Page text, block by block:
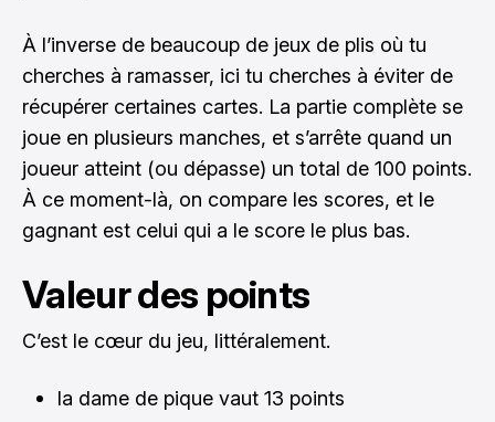
À l’inverse de beaucoup de jeux de plis où tu
cherches à ramasser, ici tu cherches à éviter de
récupérer certaines cartes. La partie complète se
joue en plusieurs manches, et s’arrête quand un
joueur atteint (ou dépasse) un total de 100 points.
À ce moment-là, on compare les scores, et le
gagnant est celui qui a le score le plus bas.
Valeur des points
C’est le cœur du jeu, littéralement.
la dame de pique vaut 13 points